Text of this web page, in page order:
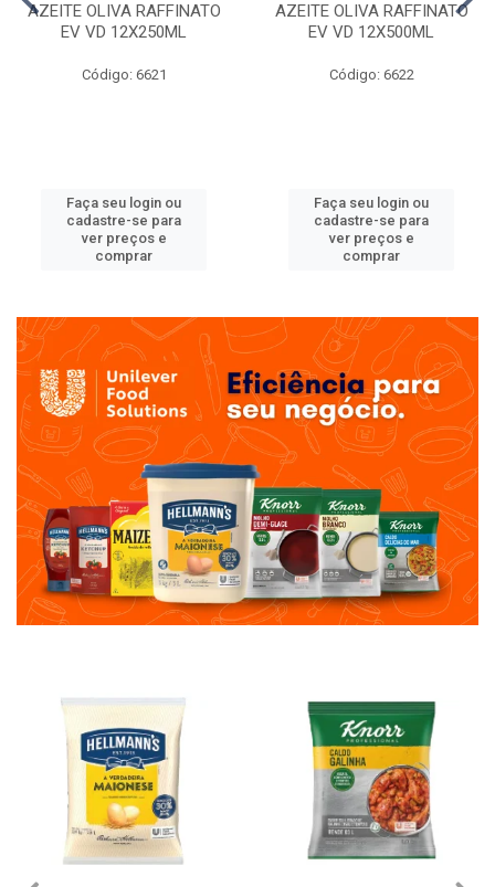
AZEITE OLIVA RAFFINATO
EV VD 12X250ML
Código: 6621
Faça seu login ou
cadastre-se para
ver preços e
comprar
AZEITE OLIVA RAFFINATO
EV VD 12X500ML
Código: 6622
Faça seu login ou
cadastre-se para
ver preços e
comprar